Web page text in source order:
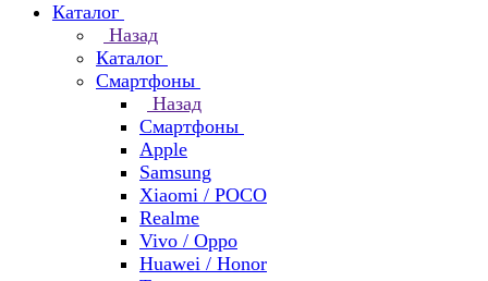
Каталог
Назад
Каталог
Смартфоны
Назад
Смартфоны
Apple
Samsung
Xiaomi / POCO
Realme
Vivo / Oppo
Huawei / Honor